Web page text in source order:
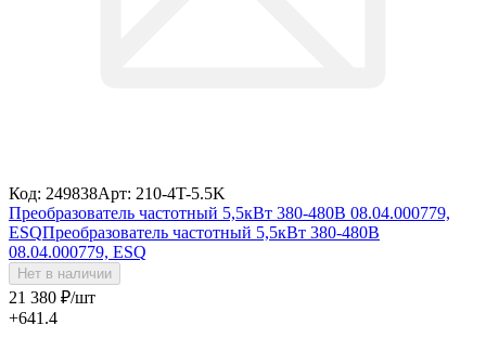
Код: 249838Арт: 210-4T-5.5K
Преобразователь частотный 5,5кВт 380-480В 08.04.000779,
ESQПреобразователь частотный 5,5кВт 380-480В
08.04.000779, ESQ
Нет в наличии
21 380 ₽/шт
+641.4